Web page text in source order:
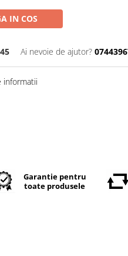
IN COS
Ai nevoie de ajutor?
informatii
Garantie pentru
toate produsele